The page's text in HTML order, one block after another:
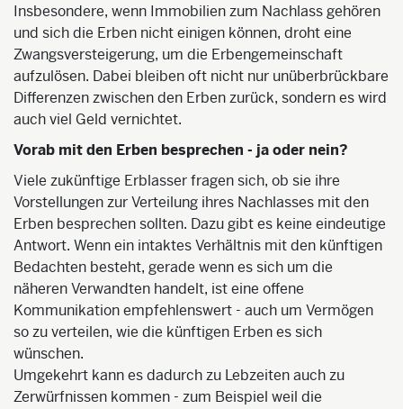
Insbesondere, wenn Immobilien zum Nachlass gehören
und sich die Erben nicht einigen können, droht eine
Zwangsversteigerung, um die Erbengemeinschaft
aufzulösen. Dabei bleiben oft nicht nur unüberbrückbare
Differenzen zwischen den Erben zurück, sondern es wird
auch viel Geld vernichtet.
Vorab mit den Erben besprechen - ja oder nein?
Viele zukünftige Erblasser fragen sich, ob sie ihre
Vorstellungen zur Verteilung ihres Nachlasses mit den
Erben besprechen sollten. Dazu gibt es keine eindeutige
Antwort. Wenn ein intaktes Verhältnis mit den künftigen
Bedachten besteht, gerade wenn es sich um die
näheren Verwandten handelt, ist eine offene
Kommunikation empfehlenswert - auch um Vermögen
so zu verteilen, wie die künftigen Erben es sich
wünschen.
Umgekehrt kann es dadurch zu Lebzeiten auch zu
Zerwürfnissen kommen - zum Beispiel weil die